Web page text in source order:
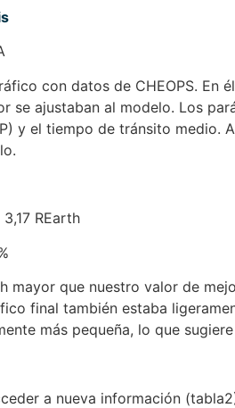
con datos de CHEOPS.
se ajustaban al modelo. Los
y el tiempo de tránsito medio.
REarth
mayor que nuestro valor de
final también estaba
más pequeña, lo que
a nueva información